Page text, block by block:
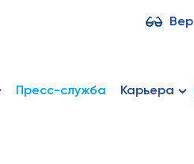
Пресс-служба Карьера